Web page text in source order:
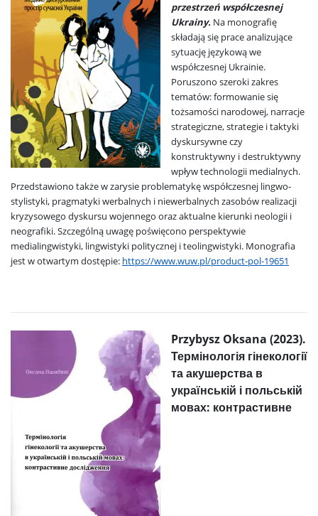
przestrzeń współczesnej
Ukrainy. Na monografię
składają się prace analizujące
sytuację językową we
współczesnej Ukrainie.
Poruszono szeroki zakres
tematów: formowanie się
tożsamości narodowej, narracje
strategiczne, strategie i taktyki
dyskursywne czy
konstruktywny i destruktywny
wpływ technologii medialnych.
Przedstawiono także w zarysie problematykę współczesnej lingwo-
stylistyki, pragmatyki werbalnych i niewerbalnych zasobów realizacji
kryzysowego dyskursu wojennego oraz aktualne kierunki neologii i
neografiki. Szczególną uwagę poświęcono perspektywie
medialingwistyki, lingwistyki politycznej i teolingwistyki. Monografia
jest w otwartym dostępie: https://www.wuw.pl/product-pol-19651
Przybysz Oksana (2023).
Термінологія гінекології
та акушерства в
українській і польській
мовах: контрастивне